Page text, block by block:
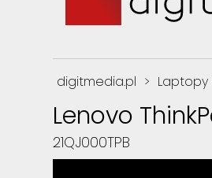
digitmedia.pl > Laptopy
Lenovo
21QJ000TPB